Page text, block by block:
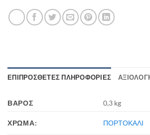
ΕΠΙΠΡΌΣΘΕΤΕΣ ΠΛΗΡΟΦΟΡΊΕΣ
ΒΆΡΟΣ 0,3 kg
ΧΡΩΜΑ: ΠΟΡΤΟΚΑΛΙ